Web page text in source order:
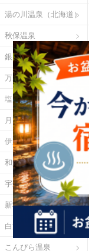
湯の川温泉（北海道）
秋保温泉
銀山温泉
万座温泉
塩原温泉
月岡温泉
伊東温泉
和倉温泉
宇奈月温泉
新穂高温泉
白浜温泉
こんぴら温泉